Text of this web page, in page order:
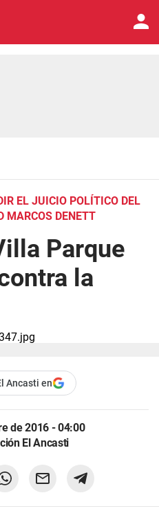
EL JUICIO POLÍTICO DEL
MARCOS DENETT
Parque
la
Ancasti en
de 2016 - 04:00
El Ancasti